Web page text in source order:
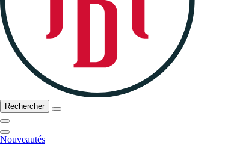
Rechercher
Nouveautés